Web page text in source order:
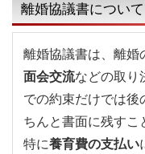
離婚協議書について
離婚協議書は、離婚
面会交流などの取り
での約束だけでは後
ちんと書面に残すこ
特に養育費の支払い